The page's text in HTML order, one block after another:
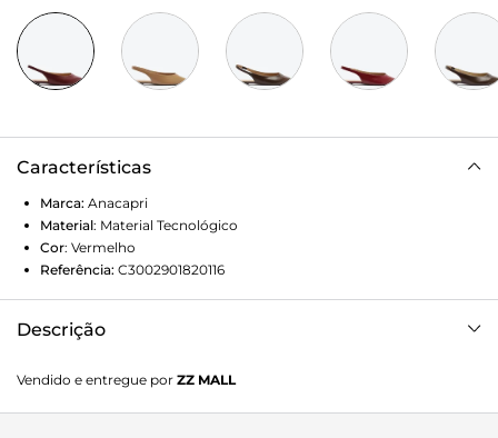
Características
Marca: Anacapri
Material: Material Tecnológico
Cor: Vermelho
Referência: C3002901820116
Descrição
material similar ao couro possui solado rasteiro com leve
saltinho traseiro e bico fino. Estilo slingback - aberta atrás,
Vendido e entregue por ZZ MALL